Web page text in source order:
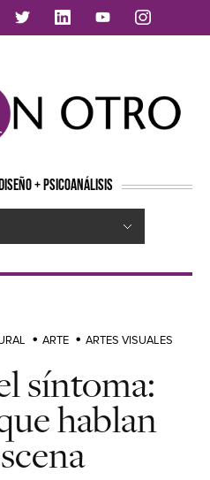
+ PSICOANÁLISIS
ARTE ARTES VISUALES
síntoma:
hablan